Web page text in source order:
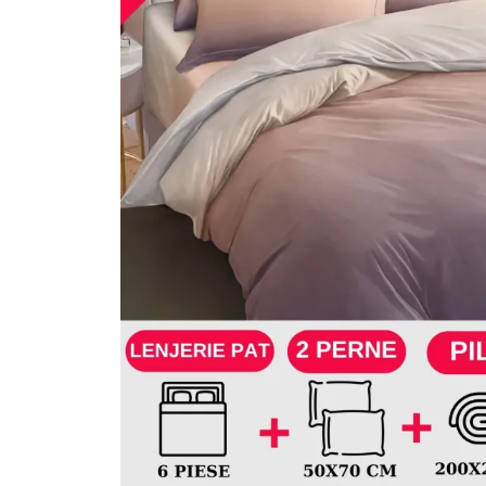
Lenjerii Creponate
Lenjerii de finet Iprimate Digital
Lenjerii de pat Bumbac 100%
Lenjerii de pat Finet + 2 Draperii
Lenjerii de pat Saten 4 piese cu